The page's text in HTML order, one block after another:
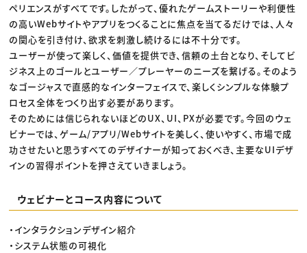
ペリエンスがすべてです。したがって、優れたゲームストーリーや利便性
の高いWebサイトやアプリをつくることに焦点を当てるだけでは、人々
の関心を引き付け、欲求を刺激し続けるには不十分です。
ユーザーが使って楽しく、価値を提供でき、信頼の土台となり、そしてビ
ジネス上のゴールとユーザー／プレーヤーのニーズを繋げる。そのよう
なゴージャスで直感的なインターフェイスで、楽しくシンプルな体験プ
ロセス全体をつくり出す必要があります。
そのためには信じられないほどのUX、UI、PXが必要です。今回のウェ
ビナーでは、ゲーム/アプリ/Webサイトを美しく、使いやすく、市場で成
功させたいと思うすべてのデザイナーが知っておくべき、主要なUIデザ
インの習得ポイントを押さえていきましょう。
ウェビナーとコース内容について
・インタラクションデザイン紹介
・システム状態の可視化